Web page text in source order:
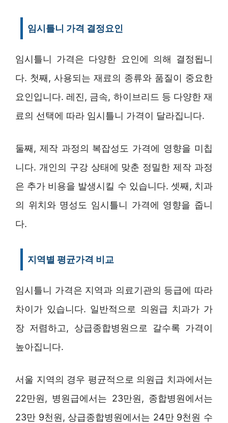
임시틀니 가격 결정요인
임시틀니 가격은 다양한 요인에 의해 결정됩니
다. 첫째, 사용되는 재료의 종류와 품질이 중요한
요인입니다. 레진, 금속, 하이브리드 등 다양한 재
료의 선택에 따라 임시틀니 가격이 달라집니다.
둘째, 제작 과정의 복잡성도 가격에 영향을 미칩
니다. 개인의 구강 상태에 맞춘 정밀한 제작 과정
은 추가 비용을 발생시킬 수 있습니다. 셋째, 치과
의 위치와 명성도 임시틀니 가격에 영향을 줍니
다.
지역별 평균가격 비교
임시틀니 가격은 지역과 의료기관의 등급에 따라
차이가 있습니다. 일반적으로 의원급 치과가 가
장 저렴하고, 상급종합병원으로 갈수록 가격이
높아집니다.
서울 지역의 경우 평균적으로 의원급 치과에서는
22만원, 병원급에서는 23만원, 종합병원에서는
23만 9천원, 상급종합병원에서는 24만 9천원 수